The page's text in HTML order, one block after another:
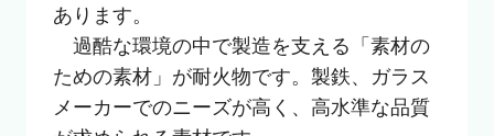
あります。
過酷な環境の中で製造を支える「素材の
ための素材」が耐火物です。製鉄、ガラス
メーカーでのニーズが高く、高水準な品質